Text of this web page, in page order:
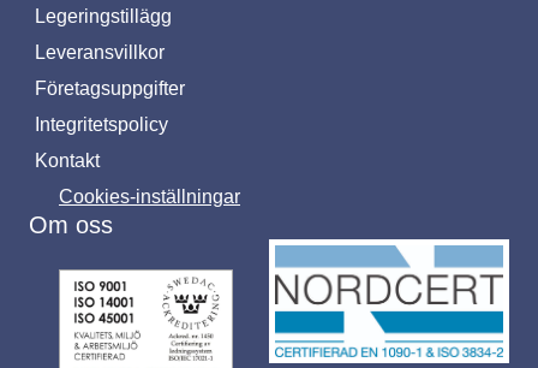
Legeringstillägg
Leveransvillkor
Företagsuppgifter
Integritetspolicy
Kontakt
Cookies-inställningar
Om oss